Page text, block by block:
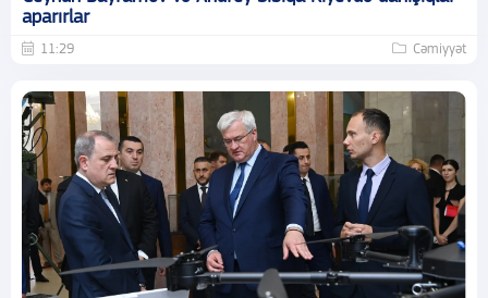
aparırlar
11:29 Cəmiyyət